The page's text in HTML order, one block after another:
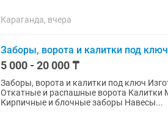
Караганда, вчера
Заборы, ворота и калитки под ключ
5 000 - 20 000 ₸
Заборы, ворота и калитки под ключ Изготавливаем и устанавливаем: Заборы жалюзи
Откатные и распашные ворота Калитки Металлические и комбинированные ограждения
Кирпичные и блочные заборы Навесы...